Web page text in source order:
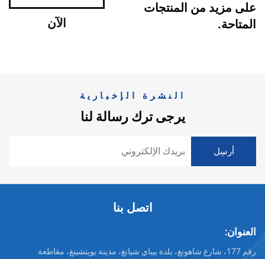
على مزيد من المنتجات
المتاحة.
الآن
النشرة الإخبارية
يرجى ترك رسالة لنا
اتصل بنا
العنوان:
رقم 177، شارع شاهونغ، بلدة بيباي شيانغ، مدينة يويتشينغ، مقاطعة